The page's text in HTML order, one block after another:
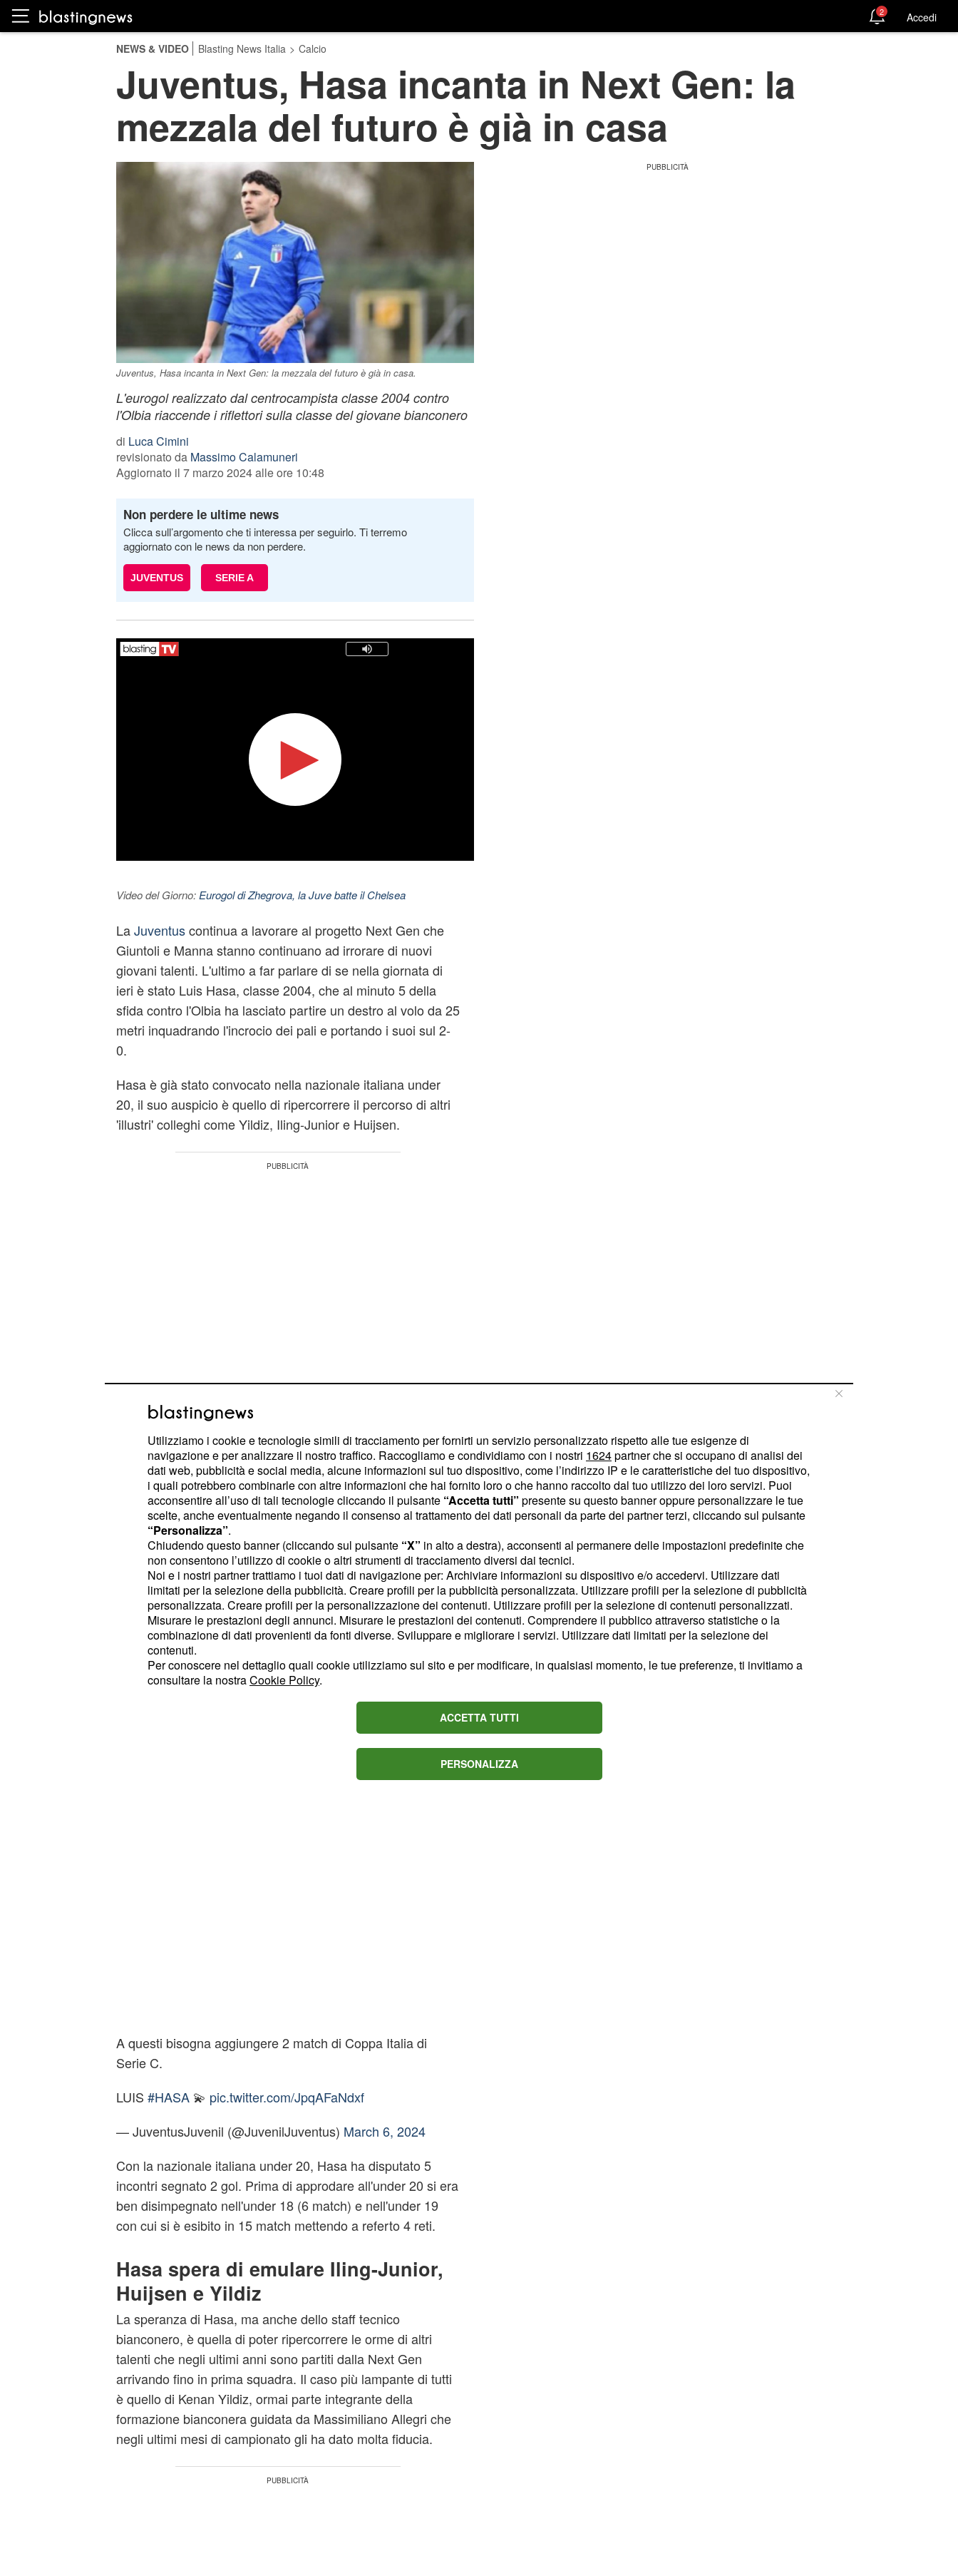
2 Accedi
NEWS & VIDEO Blasting News Italia > Calcio
Juventus, Hasa incanta in Next Gen: la
mezzala del futuro è già in casa
Juventus, Hasa incanta in Next Gen: la mezzala del futuro è già in casa.
L'eurogol realizzato dal centrocampista classe 2004 contro
l'Olbia riaccende i riflettori sulla classe del giovane bianconero
di Luca Cimini
revisionato da Massimo Calamuneri
Aggiornato il 7 marzo 2024 alle ore 10:48
Non perdere le ultime news
Clicca sull’argomento che ti interessa per seguirlo. Ti terremo
aggiornato con le news da non perdere.
JUVENTUS SERIE A
Video del Giorno: Eurogol di Zhegrova, la Juve batte il Chelsea
LaJuventuscontinua a lavorare al progetto Next Gen che
Giuntoli e Manna stanno continuano ad irrorare di nuovi
giovani talenti. L'ultimo a far parlare di se nella giornata di
ieri è stato Luis Hasa, classe 2004, che al minuto 5 della
sfida contro l'Olbia ha lasciato partire un destro al volo da 25
metri inquadrando l'incrocio dei pali e portando i suoi sul 2-
0.
Hasa è già stato convocato nella nazionale italiana under
20, il suo auspicio è quello di ripercorrere il percorso di altri
'illustri' colleghi come Yildiz, Iling-Junior e Huijsen.
Il centrocampista Luis Hasa è già
nazionale under 20, presto la
chiamta in under 21
Già protagonista della conquista da parte della nazionale
italiana under 19 dell'Europeo, Luis Hasa è uno dei giovani
più interessanti che sta crescendo nel calcio italiano. Il
classe 2004 è già stato convocato daMassimiliano Allegri
in prima squadra, segnale evidente di come la società
bianconera e lo staff tecnico abbiano fiducia nelle sue
qualità.
Nato a Sora il 6 gennaio 2004, Luis Hasa è una mezzala di
inserimento dai piedi buoni: alto 1,72 metri, attualmente è
parte integrante della nazionale italiana under 20 ma a
breve ci si attende una chiamata dell'under 21. In questa
stagione ha disputato nel campionato di Serie C 24 match
realizzando un gol (quello raccontato contro l'Olbia
A questi bisogna aggiungere 2 match di Coppa Italia di
Serie C.
LUIS #HASA💫 pic.twitter.com/JpqAFaNdxf
— JuventusJuvenil (@JuvenilJuventus) March 6, 2024
Con la nazionale italiana under 20, Hasa ha disputato 5
incontri segnato 2 gol. Prima di approdare all'under 20 si era
ben disimpegnato nell'under 18 (6 match) e nell'under 19
con cui si è esibito in 15 match mettendo a referto 4 reti.
Hasa spera di emulare Iling-Junior,
Huijsen e Yildiz
La speranza di Hasa, ma anche dello staff tecnico
bianconero, è quella di poter ripercorrere le orme di altri
talenti che negli ultimi anni sono partiti dalla Next Gen
arrivando fino in prima squadra. Il caso più lampante di tutti
è quello di Kenan Yildiz, ormai parte integrante della
formazione bianconera guidata da Massimiliano Allegri che
negli ultimi mesi di campionato gli ha dato molta fiducia.
Utilizziamo i cookie e tecnologie simili di tracciamento per fornirti un servizio personalizzato rispetto alle tue esigenze di
navigazione e per analizzare il nostro traffico. Raccogliamo e condividiamo con i nostri 1624partner che si occupano di analisi dei
dati web, pubblicità e social media, alcune informazioni sul tuo dispositivo, come l’indirizzo IP e le caratteristiche del tuo dispositivo,
i quali potrebbero combinarle con altre informazioni che hai fornito loro o che hanno raccolto dal tuo utilizzo dei loro servizi. Puoi
acconsentire all’uso di tali tecnologie cliccando il pulsante “Accetta tutti” presente su questo banner oppure personalizzare le tue
scelte, anche eventualmente negando il consenso al trattamento dei dati personali da parte dei partner terzi, cliccando sul pulsante
“Personalizza”.
Chiudendo questo banner (cliccando sul pulsante “X” in alto a destra), acconsenti al permanere delle impostazioni predefinite che
non consentono l’utilizzo di cookie o altri strumenti di tracciamento diversi dai tecnici.
Noi e i nostri partner trattiamo i tuoi dati di navigazione per: Archiviare informazioni su dispositivo e/o accedervi. Utilizzare dati
limitati per la selezione della pubblicità. Creare profili per la pubblicità personalizzata. Utilizzare profili per la selezione di pubblicità
personalizzata. Creare profili per la personalizzazione dei contenuti. Utilizzare profili per la selezione di contenuti personalizzati.
Misurare le prestazioni degli annunci. Misurare le prestazioni dei contenuti. Comprendere il pubblico attraverso statistiche o la
combinazione di dati provenienti da fonti diverse. Sviluppare e migliorare i servizi. Utilizzare dati limitati per la selezione dei
contenuti.
Per conoscere nel dettaglio quali cookie utilizziamo sul sito e per modificare, in qualsiasi momento, le tue preferenze, ti invitiamo a
consultare la nostraCookie Policy.
ACCETTA TUTTI
PERSONALIZZA